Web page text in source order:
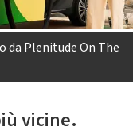
Plenitude On The
vicine.